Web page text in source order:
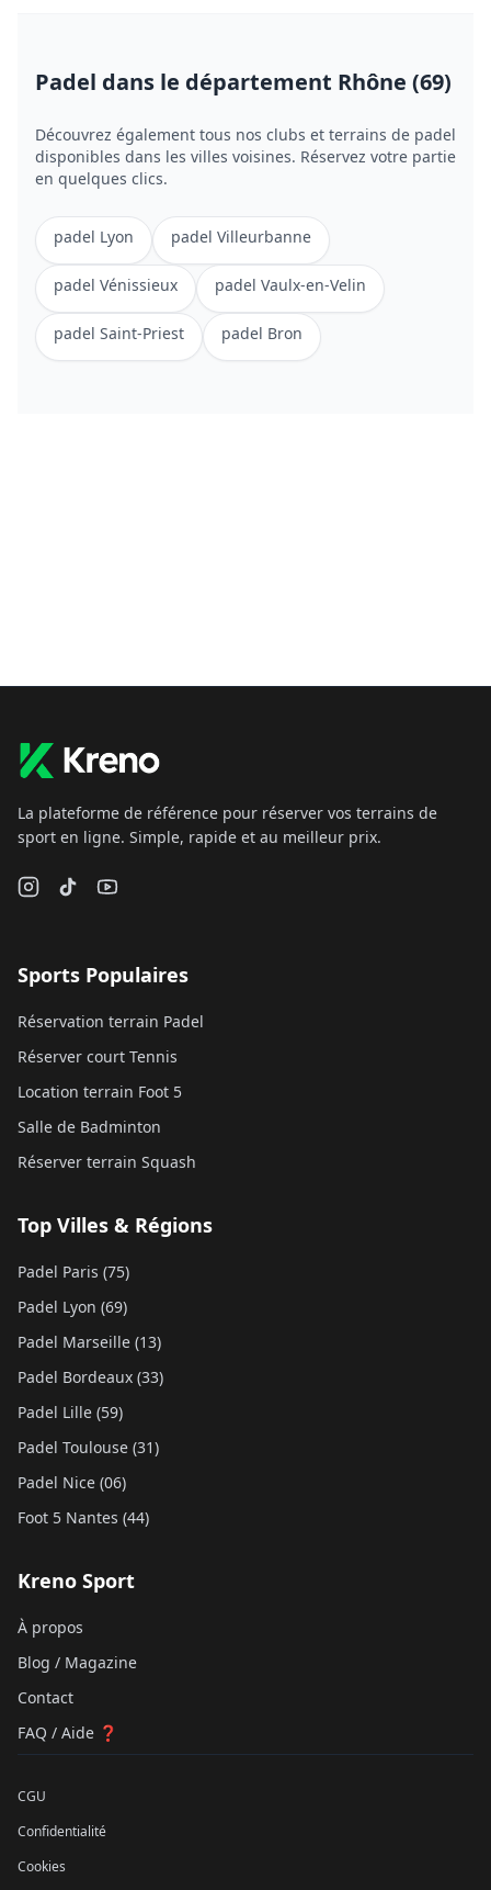
Padel dans le département Rhône (69)
Découvrez également tous nos clubs et terrains de padel
disponibles dans les villes voisines. Réservez votre partie
en quelques clics.
padel Lyon padel Villeurbanne
padel Vénissieux padel Vaulx-en-Velin
padel Saint-Priest padel Bron
La plateforme de référence pour réserver vos terrains de
sport en ligne. Simple, rapide et au meilleur prix.
Sports Populaires
Réservation terrain Padel
Réserver court Tennis
Location terrain Foot 5
Salle de Badminton
Réserver terrain Squash
Top Villes & Régions
Padel Paris (75)
Padel Lyon (69)
Padel Marseille (13)
Padel Bordeaux (33)
Padel Lille (59)
Padel Toulouse (31)
Padel Nice (06)
Foot 5 Nantes (44)
Kreno Sport
À propos
Blog / Magazine
Contact
FAQ / Aide ❓
CGU
Confidentialité
Cookies